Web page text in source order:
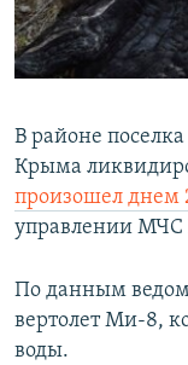
ПОБЕДИТЕЛЕЙ НЕ
ПРИСОЕДИНЯЙТЕСЬ!
Все сайты RFE/
В районе
Крыма
произошел днем
управлении МЧС
По данным
вертолет Ми-8,
воды.